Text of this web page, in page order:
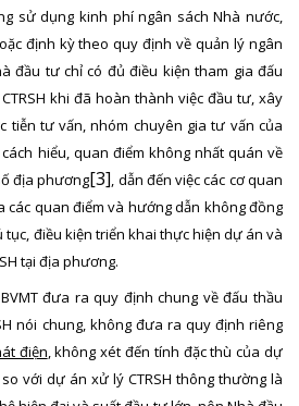
sử dụng kinh phí ngân sách Nhà nước,
định kỳ theo quy định về quản lý ngân
đầu tư chỉ có đủ điều kiện tham gia đấu
khi đã hoàn thành việc đầu tư, xây
tiễn tư vấn, nhóm chuyên gia tư vấn của
hiểu, quan điểm không nhất quán về
địa phương[3], dẫn đến việc các cơ quan
quan điểm và hướng dẫn không đồng
điều kiện triển khai thực hiện dự án và
tại địa phương.
đưa ra quy định chung về đấu thầu
nói chung, không đưa ra quy định riêng
điện, không xét đến tính đặc thù của dự
với dự án xử lý CTRSH thông thường là